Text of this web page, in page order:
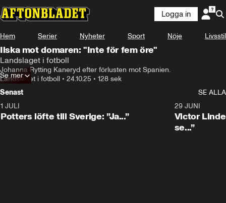
Logga in
Hem Serier Nyheter Sport Nöje Livsstil
Ilska mot domaren: "Inte för fem öre"
Landslaget i fotboll
Johanna Rytting Kaneryd efter förlusten mot Spanien.
Landslaget i fotboll • 24.10.25 • 128 sek
Se mer
Senast
SE ALLA
1 JULI
Potters löfte till Sverige: ”Ja...”
29 JUNI
Victor
se...”